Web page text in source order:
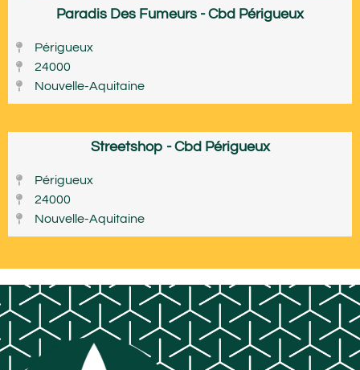
Paradis Des Fumeurs - Cbd Périgueux
Périgueux
24000
Nouvelle-Aquitaine
Streetshop - Cbd Périgueux
Périgueux
24000
Nouvelle-Aquitaine